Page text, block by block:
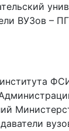
ВУЗов –